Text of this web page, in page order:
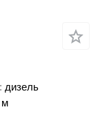
дизель
м